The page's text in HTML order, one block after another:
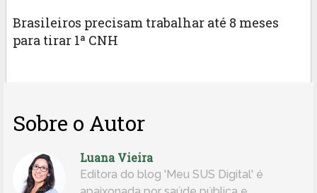
Brasileiros precisam trabalhar até 8 meses
para tirar 1ª CNH
Sobre o Autor
Luana Vieira
Editora do blog 'Meu SUS Digital' é